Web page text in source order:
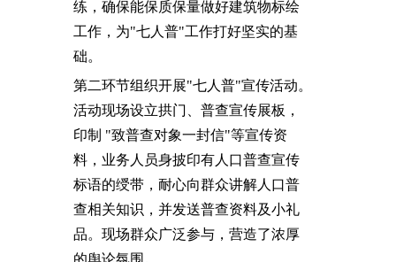
练，确保能保质保量做好建筑物标绘
工作，为"七人普"工作打好坚实的基
础。
第二环节组织开展"七人普"宣传活动。
活动现场设立拱门、普查宣传展板，
印制 "致普查对象一封信"等宣传资
料，业务人员身披印有人口普查宣传
标语的绶带，耐心向群众讲解人口普
查相关知识，并发送普查资料及小礼
品。现场群众广泛参与，营造了浓厚
的舆论氛围。